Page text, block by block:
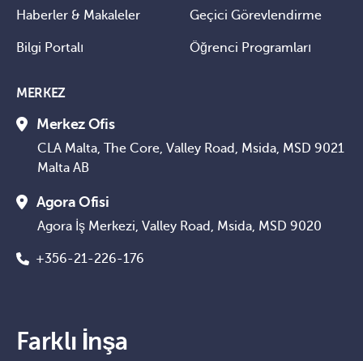
Haberler & Makaleler
Bilgi Portalı
Geçici Görevlendirme
Öğrenci Programları
MERKEZ
Merkez Ofis
CLA Malta, The Core, Valley Road, Msida, MSD 9021
Malta AB
Agora Ofisi
Agora İş Merkezi, Valley Road, Msida, MSD 9020
+356-21-226-176
Farklı İnşa